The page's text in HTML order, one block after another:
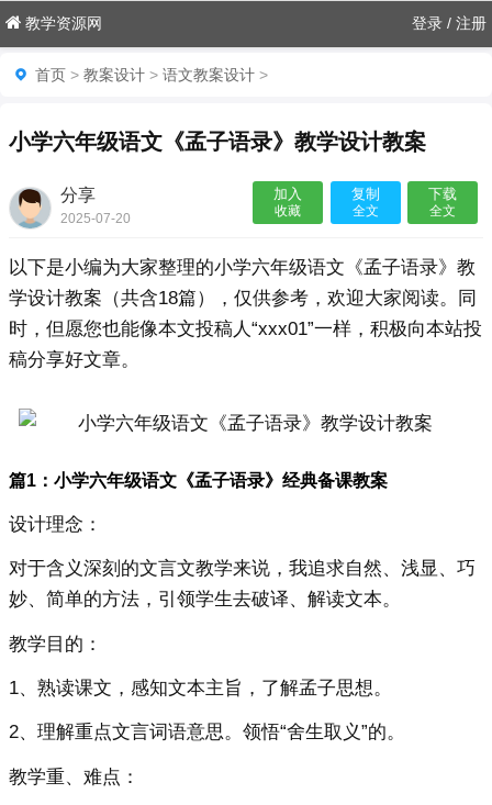
教学资源网 登录 / 注册
首页 > 教案设计 > 语文教案设计 >
小学六年级语文《孟子语录》教学设计教案
分享
2025-07-20
加入
收藏
复制
全文
下载
全文
以下是小编为大家整理的小学六年级语文《孟子语录》教
学设计教案（共含18篇），仅供参考，欢迎大家阅读。同
时，但愿您也能像本文投稿人“xxx01”一样，积极向本站投
稿分享好文章。
篇1：小学六年级语文《孟子语录》经典备课教案
设计理念：
对于含义深刻的文言文教学来说，我追求自然、浅显、巧
妙、简单的方法，引领学生去破译、解读文本。
教学目的：
1、熟读课文，感知文本主旨，了解孟子思想。
2、理解重点文言词语意思。领悟“舍生取义”的。
教学重、难点：